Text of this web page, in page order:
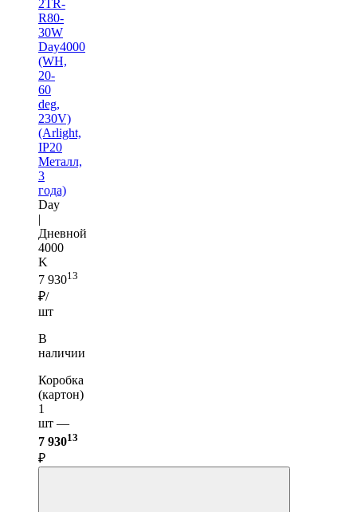
2TR-
R80-
30W
Day4000
(WH,
20-
60
deg,
230V)
(Arlight,
IP20
Металл,
3
года)
Day
|
Дневной
4000
K
7 93013
₽/
шт
В
наличии
Коробка
(картон)
1
шт —
7 93013
₽